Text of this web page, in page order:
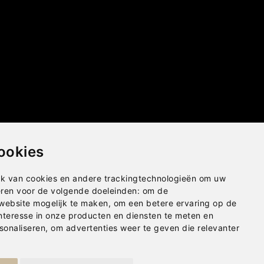
van cookies en andere trackingtechnologieën om uw
voor de volgende doeleinden: om de
mogelijk te maken, om een betere ervaring op de
in onze producten en diensten te meten en
, om advertenties weer te geven die relevanter